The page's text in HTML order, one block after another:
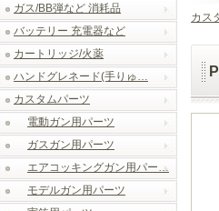
ガス/BB弾など 消耗品
バッテリー 充電器など
カートリッジ/火薬
ハンドグレネード(手りゅ…
カスタムパーツ
電動ガン用パーツ
ガスガン用パーツ
エアコッキングガン用パー…
モデルガン用パーツ
カス